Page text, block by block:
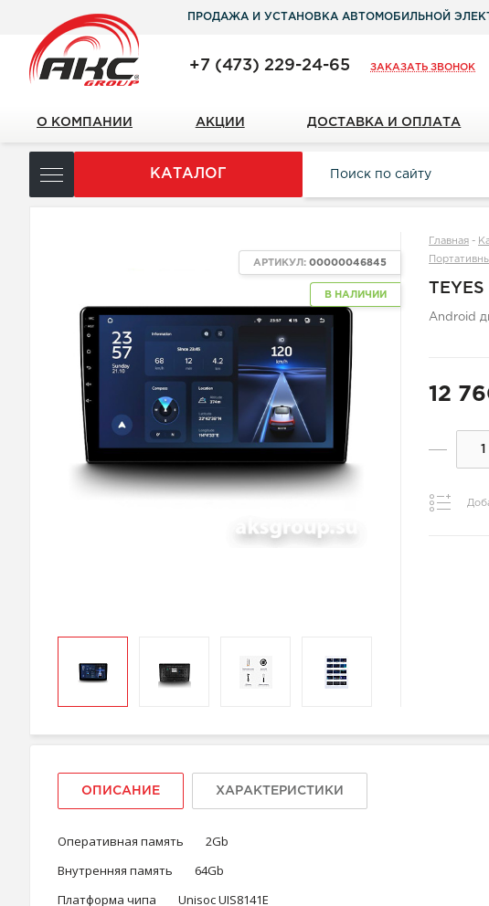
ПРОДАЖА И УСТАНОВКА АВТОМОБИЛЬНОЙ
+7 (473) 229-24-65 ЗАКАЗАТЬ ЗВОНОК
О КОМПАНИИ АКЦИИ ДОСТАВКА И ОПЛАТА
КАТАЛОГ
В НАЛИЧИИ
АРТИКУЛ:00000046845
Главная -
Android
12
ОПИСАНИЕ ХАРАКТЕРИСТИКИ
Оперативная память 2Gb
Внутренняя память 64Gb
Платформа чипа Unisoc UIS8141E